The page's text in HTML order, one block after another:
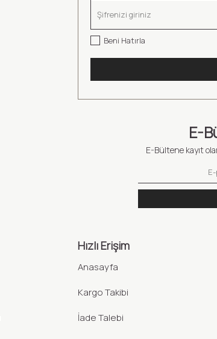
Beni Hatırla
E-
E-Bültene kayıt
Hızlı Erişim
Anasayfa
Kargo Takibi
İade Talebi